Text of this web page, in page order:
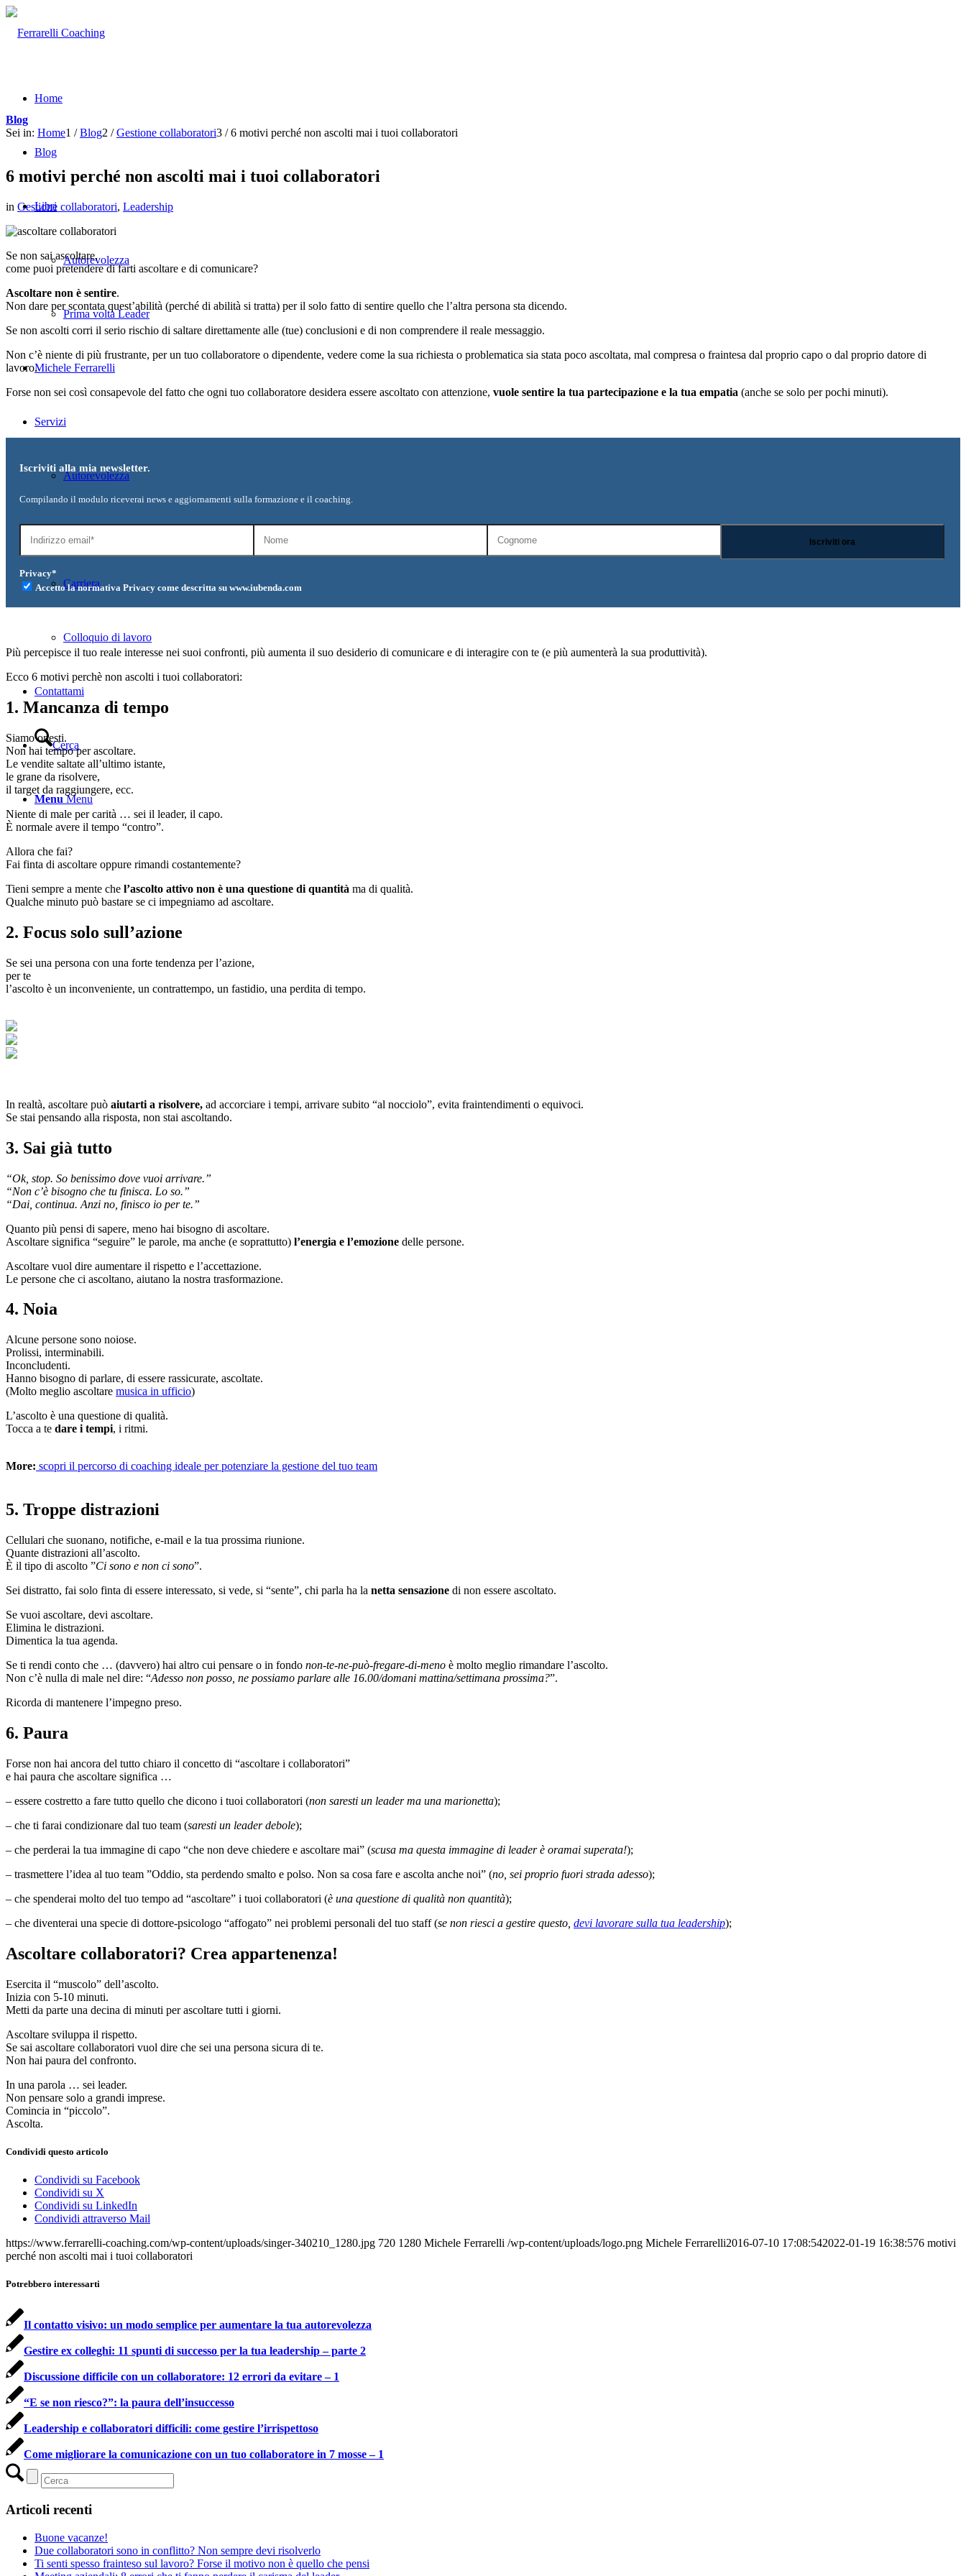
Home
Blog
Libri
Autorevolezza
Prima volta Leader
Michele Ferrarelli
Servizi
Autorevolezza
Team Leadership
Carriera
Colloquio di lavoro
Contattami
Cerca
Menu Menu
Blog
Sei in: Home1 / Blog2 / Gestione collaboratori3 / 6 motivi perché non ascolti mai i tuoi collaboratori
6 motivi perché non ascolti mai i tuoi collaboratori
in Gestione collaboratori, Leadership
Se non sai ascoltare,
come puoi pretendere di farti ascoltare e di comunicare?
Ascoltare non è sentire.
Non dare per scontata quest’abilità (perché di abilità si tratta) per il solo fatto di sentire quello che l’altra persona sta dicendo.
Se non ascolti corri il serio rischio di saltare direttamente alle (tue) conclusioni e di non comprendere il reale messaggio.
Non c’è niente di più frustrante, per un tuo collaboratore o dipendente, vedere come la sua richiesta o problematica sia stata poco ascoltata, mal compresa o fraintesa dal proprio capo o dal proprio datore di
lavoro.
Forse non sei così consapevole del fatto che ogni tuo collaboratore desidera essere ascoltato con attenzione, vuole sentire la tua partecipazione e la tua empatia (anche se solo per pochi minuti).
Iscriviti alla mia newsletter.
Compilando il modulo riceverai news e aggiornamenti sulla formazione e il coaching.
Privacy*
Accetto la normativa Privacy come descritta su www.iubenda.com
Più percepisce il tuo reale interesse nei suoi confronti, più aumenta il suo desiderio di comunicare e di interagire con te (e più aumenterà la sua produttività).
Ecco 6 motivi perchè non ascolti i tuoi collaboratori:
1. Mancanza di tempo
Siamo onesti.
Non hai tempo per ascoltare.
Le vendite saltate all’ultimo istante,
le grane da risolvere,
il target da raggiungere, ecc.
Niente di male per carità … sei il leader, il capo.
È normale avere il tempo “contro”.
Allora che fai?
Fai finta di ascoltare oppure rimandi costantemente?
Tieni sempre a mente che l’ascolto attivo non è una questione di quantità ma di qualità.
Qualche minuto può bastare se ci impegniamo ad ascoltare.
2. Focus solo sull’azione
Se sei una persona con una forte tendenza per l’azione,
per te
l’ascolto è un inconveniente, un contrattempo, un fastidio, una perdita di tempo.
In realtà, ascoltare può aiutarti a risolvere, ad accorciare i tempi, arrivare subito “al nocciolo”, evita fraintendimenti o equivoci.
Se stai pensando alla risposta, non stai ascoltando.
3. Sai già tutto
“Ok, stop. So benissimo dove vuoi arrivare.”
“Non c’è bisogno che tu finisca. Lo so.”
“Dai, continua. Anzi no, finisco io per te.”
Quanto più pensi di sapere, meno hai bisogno di ascoltare.
Ascoltare significa “seguire” le parole, ma anche (e soprattutto) l’energia e l’emozione delle persone.
Ascoltare vuol dire aumentare il rispetto e l’accettazione.
Le persone che ci ascoltano, aiutano la nostra trasformazione.
4. Noia
Alcune persone sono noiose.
Prolissi, interminabili.
Inconcludenti.
Hanno bisogno di parlare, di essere rassicurate, ascoltate.
(Molto meglio ascoltare musica in ufficio)
L’ascolto è una questione di qualità.
Tocca a te dare i tempi, i ritmi.
More: scopri il percorso di coaching ideale per potenziare la gestione del tuo team
5. Troppe distrazioni
Cellulari che suonano, notifiche, e-mail e la tua prossima riunione.
Quante distrazioni all’ascolto.
È il tipo di ascolto ”Ci sono e non ci sono”.
Sei distratto, fai solo finta di essere interessato, si vede, si “sente”, chi parla ha la netta sensazione di non essere ascoltato.
Se vuoi ascoltare, devi ascoltare.
Elimina le distrazioni.
Dimentica la tua agenda.
Se ti rendi conto che … (davvero) hai altro cui pensare o in fondo non-te-ne-può-fregare-di-meno è molto meglio rimandare l’ascolto.
Non c’è nulla di male nel dire: “Adesso non posso, ne possiamo parlare alle 16.00/domani mattina/settimana prossima?”.
Ricorda di mantenere l’impegno preso.
6. Paura
Forse non hai ancora del tutto chiaro il concetto di “ascoltare i collaboratori”
e hai paura che ascoltare significa …
– essere costretto a fare tutto quello che dicono i tuoi collaboratori (non saresti un leader ma una marionetta);
– che ti farai condizionare dal tuo team (saresti un leader debole);
– che perderai la tua immagine di capo “che non deve chiedere e ascoltare mai” (scusa ma questa immagine di leader è oramai superata!);
– trasmettere l’idea al tuo team ”Oddio, sta perdendo smalto e polso. Non sa cosa fare e ascolta anche noi” (no, sei proprio fuori strada adesso);
– che spenderai molto del tuo tempo ad “ascoltare” i tuoi collaboratori (è una questione di qualità non quantità);
– che diventerai una specie di dottore-psicologo “affogato” nei problemi personali del tuo staff (se non riesci a gestire questo, devi lavorare sulla tua leadership);
Ascoltare collaboratori? Crea appartenenza!
Esercita il “muscolo” dell’ascolto.
Inizia con 5-10 minuti.
Metti da parte una decina di minuti per ascoltare tutti i giorni.
Ascoltare sviluppa il rispetto.
Se sai ascoltare collaboratori vuol dire che sei una persona sicura di te.
Non hai paura del confronto.
In una parola … sei leader.
Non pensare solo a grandi imprese.
Comincia in “piccolo”.
Ascolta.
Condividi questo articolo
Condividi su Facebook
Condividi su X
Condividi su LinkedIn
Condividi attraverso Mail
https://www.ferrarelli-coaching.com/wp-content/uploads/singer-340210_1280.jpg 720 1280 Michele Ferrarelli /wp-content/uploads/logo.png Michele Ferrarelli2016-07-10 17:08:542022-01-19 16:38:576 motivi
perché non ascolti mai i tuoi collaboratori
Potrebbero interessarti
Il contatto visivo: un modo semplice per aumentare la tua autorevolezza
Gestire ex colleghi: 11 spunti di successo per la tua leadership – parte 2
Discussione difficile con un collaboratore: 12 errori da evitare – 1
“E se non riesco?”: la paura dell’insuccesso
Leadership e collaboratori difficili: come gestire l’irrispettoso
Come migliorare la comunicazione con un tuo collaboratore in 7 mosse – 1
Articoli recenti
Buone vacanze!
Due collaboratori sono in conflitto? Non sempre devi risolverlo
Ti senti spesso frainteso sul lavoro? Forse il motivo non è quello che pensi